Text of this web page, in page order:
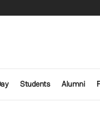
Students Alumni